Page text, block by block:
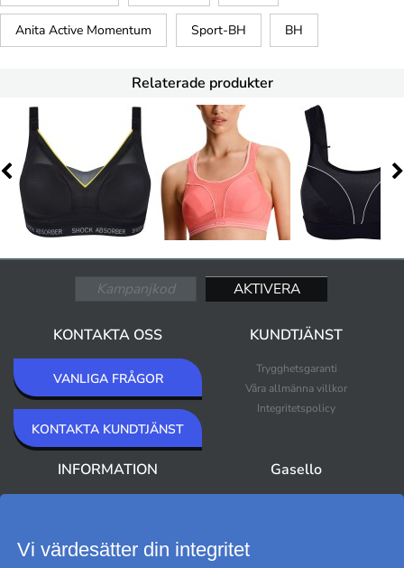
Anita Active Momentum Sport-BH BH
Relaterade produkter
KONTAKTA OSS
VANLIGA FRÅGOR
KONTAKTA KUNDTJÄNST
KUNDTJÄNST
Trygghetsgaranti
Våra allmänna villkor
Integritetspolicy
INFORMATION Gasello
Vi värdesätter din integritet